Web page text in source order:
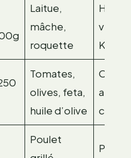
Laitue,
mâche,
roquette
K
Tomates,
olives, feta,
huile d’olive
Poulet